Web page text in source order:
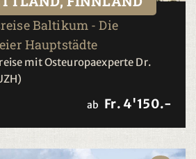
Baltikum - Die
Hauptstädte
mit Osteuropaexperte Dr.
ab Fr. 4'150.-